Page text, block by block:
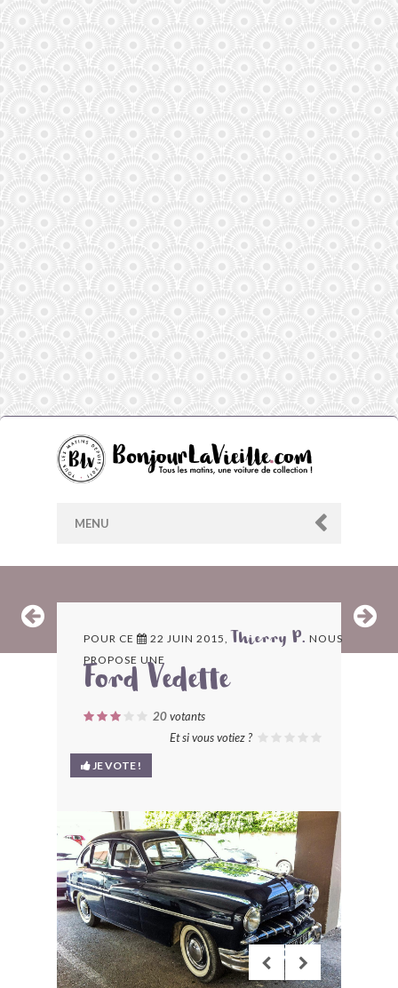
MENU
ARCHIVES
LES CONTRIBUTEURS
LE BLOG
BONJOURLAVIEILLE ?
MODÈLES ET MARQUES
COMMENT FONCTIONNE BLV ?
POUR CE 22 JUIN 2015, Thierry P. NOUS
PROPOSE UNE
Ford Vedette
20votants
Et si vous votiez ?
JE VOTE !